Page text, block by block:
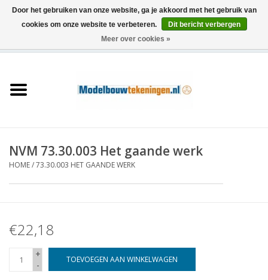
Schepen
Houtbouw
Machines
Documentatie
NVM 73.30.003 Het gaande werk
HOME/73.30.003 HET GAANDE WERK
€22,18
+
-
TOEVOEGEN AAN WINKELWAGEN
Door het gebruiken van onze website, ga je akkoord met het gebruik van
cookies om onze website te verbeteren.
Dit bericht verbergen
Meer over cookies »